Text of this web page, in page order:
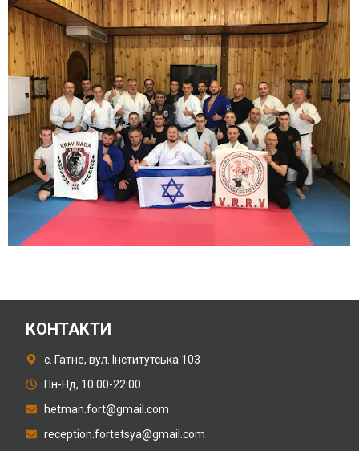
КОНТАКТИ
с. Гатне, вул. Інститутська 103
Пн-Нд, 10:00-22:00
hetman.fort@gmail.com
reception.fortetsya@gmail.com